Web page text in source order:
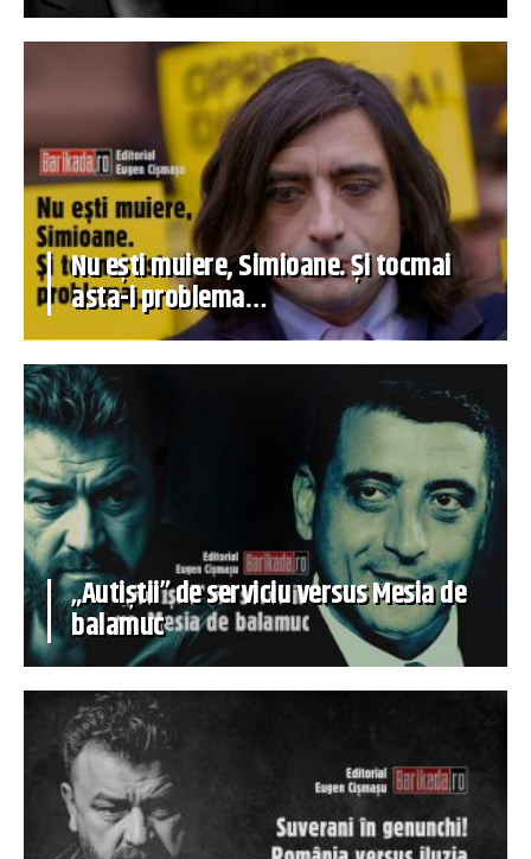
Nu ești muiere, Simioane. Și tocmai
asta-i problema…
„Autiștii” de serviciu versus Mesia de
balamuc